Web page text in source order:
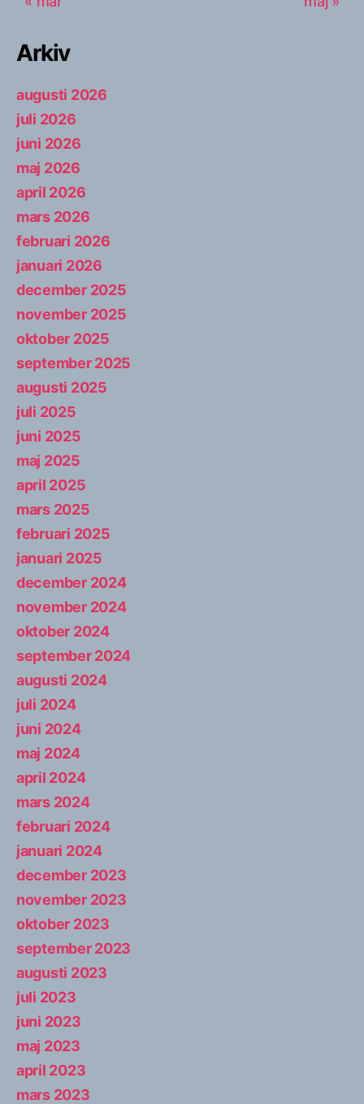
Arkiv
augusti 2026
juli 2026
juni 2026
maj 2026
april 2026
mars 2026
februari 2026
januari 2026
december 2025
november 2025
oktober 2025
september 2025
augusti 2025
juli 2025
juni 2025
maj 2025
april 2025
mars 2025
februari 2025
januari 2025
december 2024
november 2024
oktober 2024
september 2024
augusti 2024
juli 2024
juni 2024
maj 2024
april 2024
mars 2024
februari 2024
januari 2024
december 2023
november 2023
oktober 2023
september 2023
augusti 2023
juli 2023
juni 2023
maj 2023
april 2023
mars 2023